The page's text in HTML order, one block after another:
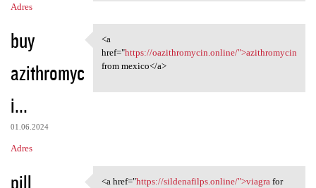
Adres
buy
azithromyc
i...
01.06.2024
Adres
<a href="https:/
<a
href="https://oazithromycin.online/">azithromycin
from mexico</a>
pill <a href="https://sildenafilps.online/">viagrafor